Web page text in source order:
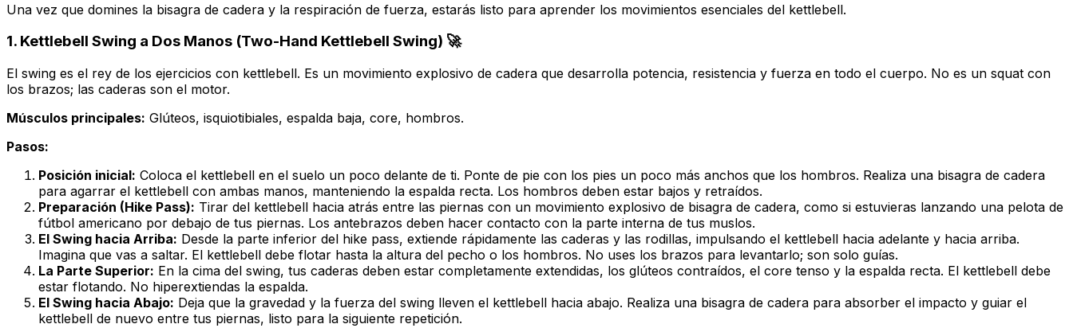
Una vez que domines la bisagra de cadera y la respiración de fuerza, estarás listo para aprender los movimientos esenciales del kettlebell.
1. Kettlebell Swing a Dos Manos (Two-Hand Kettlebell Swing) 🚀
El swing es el rey de los ejercicios con kettlebell. Es un movimiento explosivo de cadera que desarrolla potencia, resistencia y fuerza en todo el cuerpo. No es un squat con
los brazos; las caderas son el motor.
Músculos principales: Glúteos, isquiotibiales, espalda baja, core, hombros.
Pasos:
Posición inicial: Coloca el kettlebell en el suelo un poco delante de ti. Ponte de pie con los pies un poco más anchos que los hombros. Realiza una bisagra de cadera
para agarrar el kettlebell con ambas manos, manteniendo la espalda recta. Los hombros deben estar bajos y retraídos.
Preparación (Hike Pass): Tirar del kettlebell hacia atrás entre las piernas con un movimiento explosivo de bisagra de cadera, como si estuvieras lanzando una pelota de
fútbol americano por debajo de tus piernas. Los antebrazos deben hacer contacto con la parte interna de tus muslos.
El Swing hacia Arriba: Desde la parte inferior del hike pass, extiende rápidamente las caderas y las rodillas, impulsando el kettlebell hacia adelante y hacia arriba.
Imagina que vas a saltar. El kettlebell debe flotar hasta la altura del pecho o los hombros. No uses los brazos para levantarlo; son solo guías.
La Parte Superior: En la cima del swing, tus caderas deben estar completamente extendidas, los glúteos contraídos, el core tenso y la espalda recta. El kettlebell debe
estar flotando. No hiperextiendas la espalda.
El Swing hacia Abajo: Deja que la gravedad y la fuerza del swing lleven el kettlebell hacia abajo. Realiza una bisagra de cadera para absorber el impacto y guiar el
kettlebell de nuevo entre tus piernas, listo para la siguiente repetición.